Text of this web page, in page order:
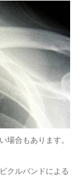
場合もあります。
クルバンドによる